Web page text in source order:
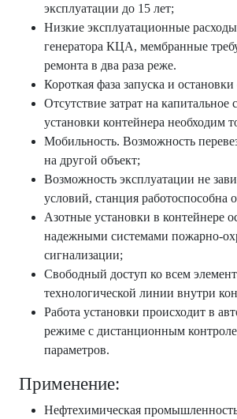
эксплуатации до 15 лет;
Низкие эксплуатационные
генератора КЦА, мембранные
ремонта в два раза реже.
Короткая фаза запуска и
Отсутствие затрат на капитальное
установки контейнера необходим
Мобильность. Возможность
на другой объект;
Возможность эксплуатации не
условий, станция работоспособна
Азотные установки в контейнере
надежными системами пожарно-
сигнализации;
Свободный доступ ко всем
технологической линии внутри
Работа установки происходит в
режиме с дистанционным
параметров.
Применение:
Нефтехимическая